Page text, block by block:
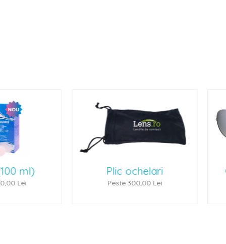
ochelari
300,00 Lei
Ochelari de soare 1
Peste 500,00 Lei